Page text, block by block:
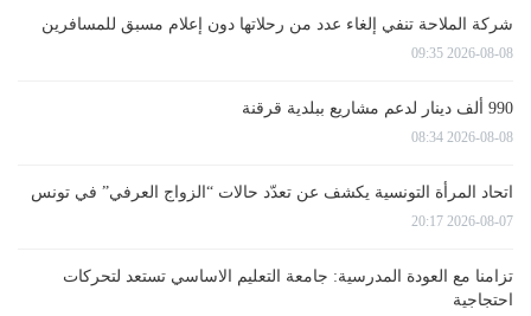
شركة الملاحة تنفي إلغاء عدد من رحلاتها دون إعلام مسبق للمسافرين
2026-08-08 09:35
990 ألف دينار لدعم مشاريع ببلدية قرقنة
2026-08-08 08:34
اتحاد المرأة التونسية يكشف عن تعدّد حالات “الزواج العرفي” في تونس
2026-08-07 20:17
تزامنا مع العودة المدرسية: جامعة التعليم الاساسي تستعد لتحركات
احتجاجية